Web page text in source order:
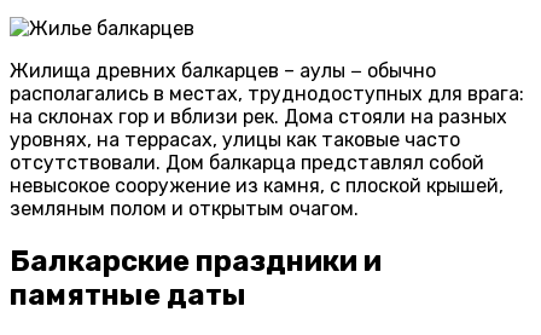
Жилища древних балкарцев – аулы − обычно
располагались в местах, труднодоступных для врага:
на склонах гор и вблизи рек. Дома стояли на разных
уровнях, на террасах, улицы как таковые часто
отсутствовали. Дом балкарца представлял собой
невысокое сооружение из камня, с плоской крышей,
земляным полом и открытым очагом.
Балкарские праздники и
памятные даты